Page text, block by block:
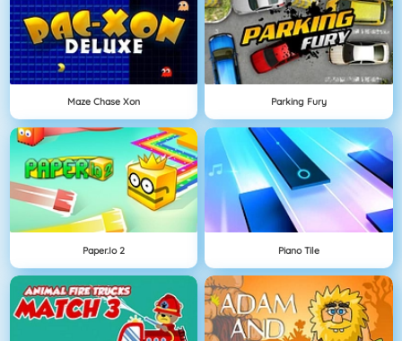
Maze Chase Xon Parking Fury
Paper.io 2 Piano Tile